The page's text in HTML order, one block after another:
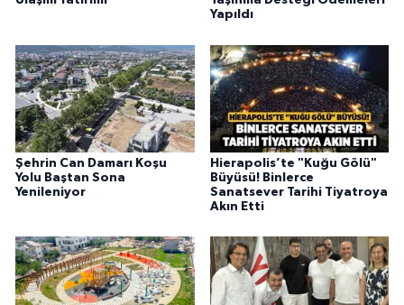
Yapıldı
Şehrin Can Damarı Koşu
Yolu Baştan Sona
Yenileniyor
Hierapolis’te "Kuğu Gölü"
Büyüsü! Binlerce
Sanatsever Tarihi Tiyatroya
Akın Etti